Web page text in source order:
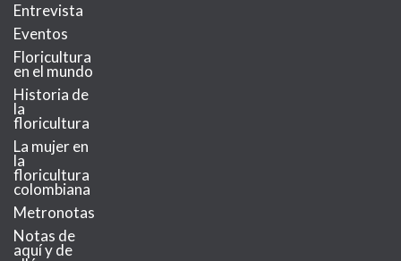
Entrevista
Eventos
Floricultura
en el mundo
Historia de
la
floricultura
La mujer en
la
floricultura
colombiana
Metronotas
Notas de
aquí y de